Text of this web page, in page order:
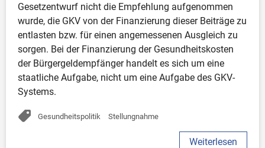
Gesetzentwurf nicht die Empfehlung aufgenommen
wurde, die GKV von der Finanzierung dieser Beiträge zu
entlasten bzw. für einen angemessenen Ausgleich zu
sorgen. Bei der Finanzierung der Gesundheitskosten
der Bürgergeldempfänger handelt es sich um eine
staatliche Aufgabe, nicht um eine Aufgabe des GKV-
Systems.
Gesundheitspolitik Stellungnahme
Weiterlesen